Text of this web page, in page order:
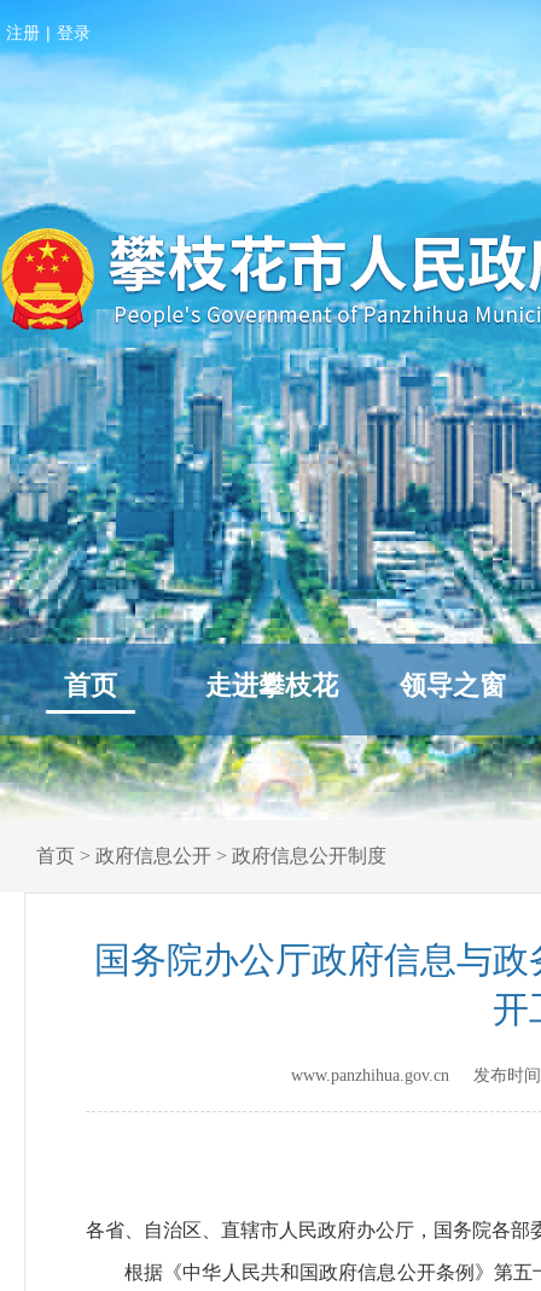
注册 | 登录
首页 走进攀枝花 领导之窗
首页 > 政府信息公开 > 政府信息公开制度
国务院办公厅政府信息与
开
www.panzhihua.gov.cn 发布时
各省、自治区、直辖市人民政府办公厅，国务院各部
根据《中华人民共和国政府信息公开条例》第